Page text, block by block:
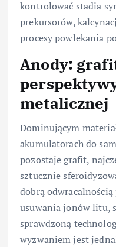
kontrolować stadia
prekursorów,
procesy powlekania
Anody:
metalicznej
Dominującym
akumulatorach do
pozostaje grafit,
sztucznie
dobrą
usuwania jonów litu,
sprawdzoną
wyzwaniem jest